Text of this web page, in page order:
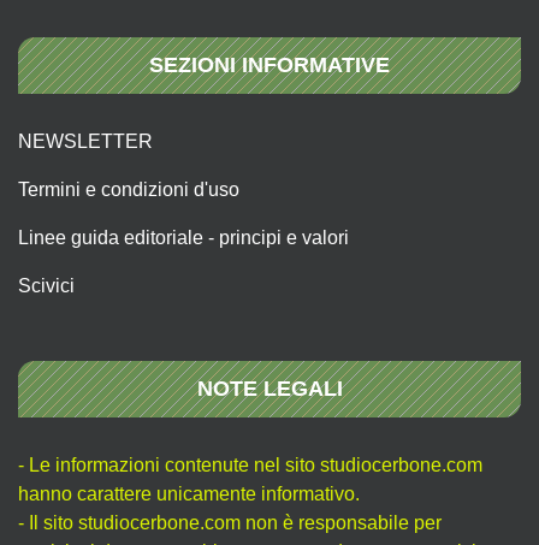
SEZIONI INFORMATIVE
NEWSLETTER
Termini e condizioni d'uso
Linee guida editoriale - principi e valori
Scivici
NOTE LEGALI
- Le informazioni contenute nel sito studiocerbone.com
hanno carattere unicamente informativo.
- Il sito studiocerbone.com non è responsabile per